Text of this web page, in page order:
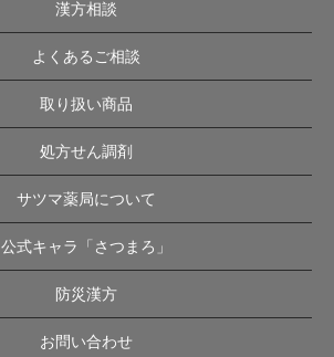
漢方相談
よくあるご相談
取り扱い商品
処方せん調剤
サツマ薬局について
公式キャラ「さつまろ」
防災漢方
お問い合わせ